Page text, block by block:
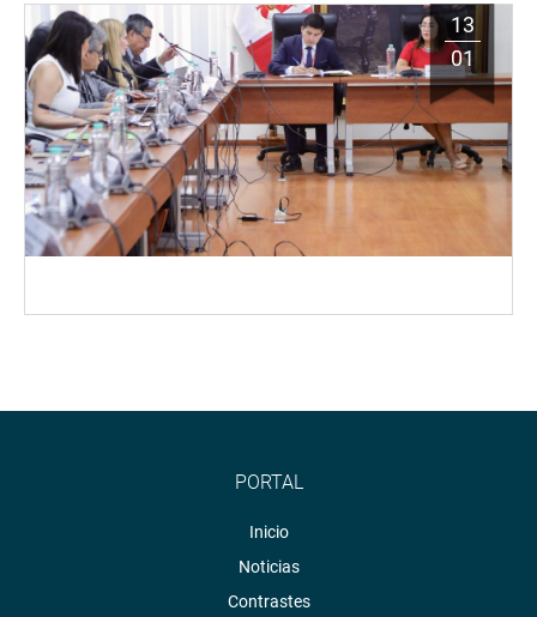
13
01
PORTAL
Inicio
Noticias
Contrastes